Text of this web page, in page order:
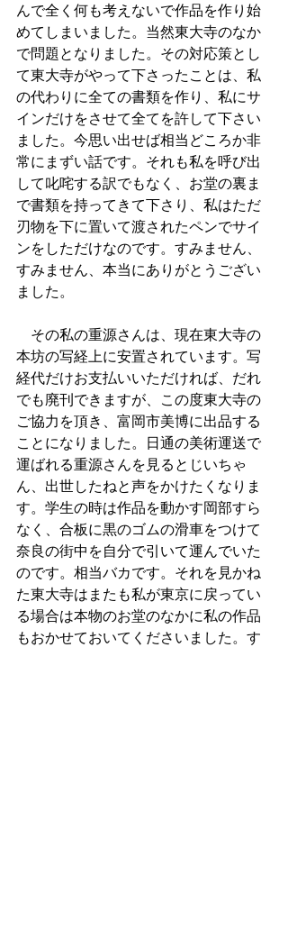
んで全く何も考えないで作品を作り始
めてしまいました。当然東大寺のなか
で問題となりました。その対応策とし
て東大寺がやって下さったことは、私
の代わりに全ての書類を作り、私にサ
インだけをさせて全てを許して下さい
ました。今思い出せば相当どころか非
常にまずい話です。それも私を呼び出
して叱咤する訳でもなく、お堂の裏ま
で書類を持ってきて下さり、私はただ
刃物を下に置いて渡されたペンでサイ
ンをしただけなのです。すみません、
すみません、本当にありがとうござい
ました。
その私の重源さんは、現在東大寺の
本坊の写経上に安置されています。写
経代だけお支払いいただければ、だれ
でも廃刊できますが、この度東大寺の
ご協力を頂き、富岡市美博に出品する
ことになりました。日通の美術運送で
運ばれる重源さんを見るとじいちゃ
ん、出世したねと声をかけたくなりま
す。学生の時は作品を動かす岡部すら
なく、合板に黒のゴムの滑車をつけて
奈良の街中を自分で引いて運んでいた
のです。相当バカです。それを見かね
た東大寺はまたも私が東京に戻ってい
る場合は本物のお堂のなかに私の作品
もおかせておいてくださいました。す